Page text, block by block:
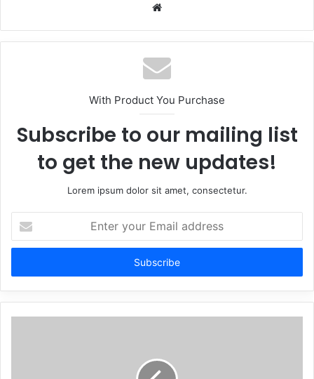
Website
With Product You Purchase
Subscribe to our mailing list
to get the new updates!
Lorem ipsum dolor sit amet, consectetur.
your
Email